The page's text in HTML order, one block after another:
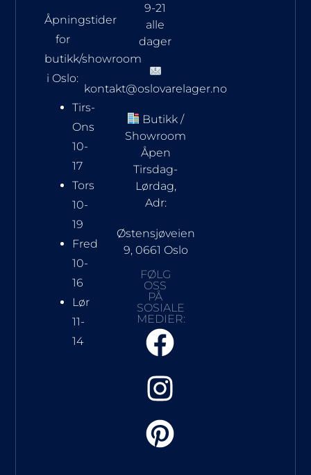
Åpningstider
for
butikk/showroom
i Oslo:
Tirs-
Ons
10-
17
Tors
10-
19
Fred
10-
16
Lør
11-
14
9-21
alle
dager
kontakt@oslovarelager.no
Butikk /
Showroom
Åpen
Tirsdag-
Lørdag,
Adr:
Østensjøveien
9, 0661 Oslo
FØLG
OSS
PÅ
SOSIALE
MEDIER: